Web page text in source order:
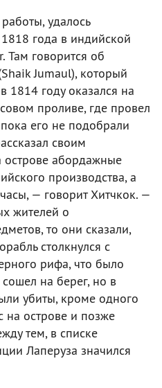
удалось
года в индийской
Там говорится об
Jumaul), который
1814 году оказался на
проливе, где провел
его не подобрали
своим
острове абордажные
производства, а
— говорит Хитчкок. —
жителей о
то они сказали,
столкнулся с
рифа, что было
на берег, но в
убиты, кроме одного
на острове и позже
тем, в списке
Лаперуза значился